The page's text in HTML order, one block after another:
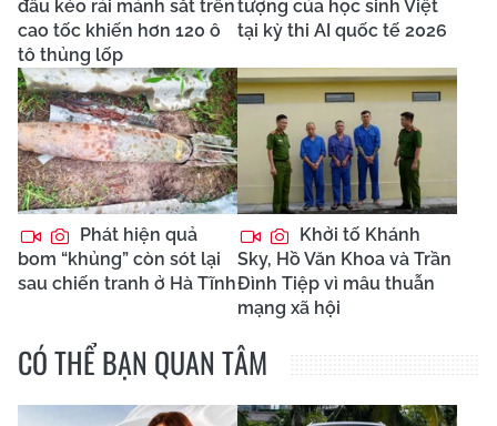
đầu kéo rải mảnh sắt trên
cao tốc khiến hơn 120 ô
tô thủng lốp
tượng của học sinh Việt
tại kỳ thi AI quốc tế 2026
Phát hiện quả
bom “khủng” còn sót lại
sau chiến tranh ở Hà Tĩnh
Khởi tố Khánh
Sky, Hồ Văn Khoa và Trần
Đình Tiệp vì mâu thuẫn
mạng xã hội
CÓ THỂ BẠN QUAN TÂM